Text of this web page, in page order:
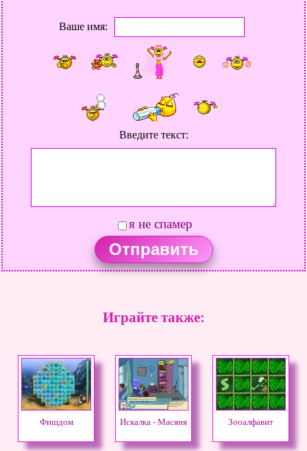
Ваше имя:
Введите текст:
я не спамер
Играйте также:
Фишдом Искалка - Масяня Зооалфавит